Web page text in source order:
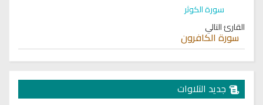
سورة الكوثر
القارئ التالي
سورة الكافرون
جديد التلاوات